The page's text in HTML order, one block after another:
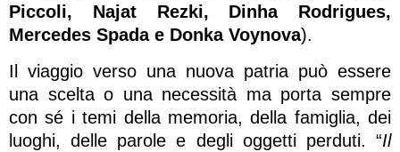
Piccoli, Najat Rezki, Dinha Rodrigues,
Mercedes Spada e Donka Voynova).
Il viaggio verso una nuova patria può essere
una scelta o una necessità ma porta sempre
con sé i temi della memoria, della famiglia, dei
luoghi, delle parole e degli oggetti perduti. “Il